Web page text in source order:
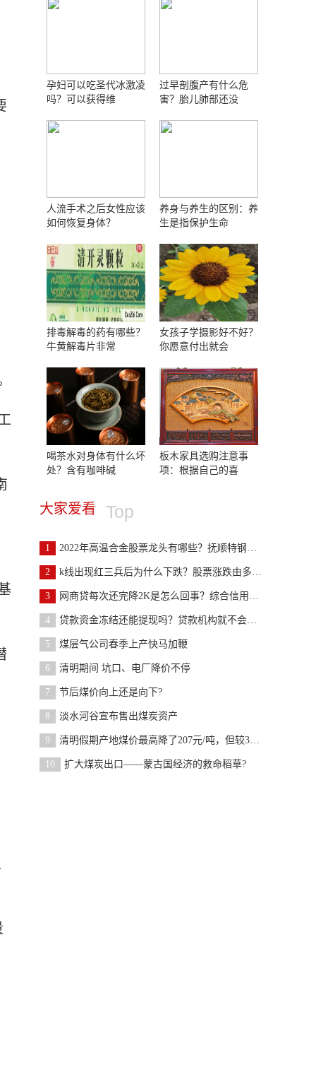
孕妇可以吃圣代冰激凌
吗？可以获得维
过早剖腹产有什么危
害？胎儿肺部还没
人流手术之后女性应该
如何恢复身体？
养身与养生的区别：养
生是指保护生命
排毒解毒的药有哪些？
牛黄解毒片非常
女孩子学摄影好不好？
你愿意付出就会
喝茶水对身体有什么坏
处？含有咖啡碱
板木家具选购注意事
项：根据自己的喜
大家爱看 Top
1 2022年高温合金股票龙头有哪些？抚顺特钢、钢研高纳
2 k线出现红三兵后为什么下跌？股票涨跌由多方面因素
3 网商贷每次还完降2K是怎么回事？综合信用评分有所下
4 贷款资金冻结还能提现吗？贷款机构就不会放款提不了
5 煤层气公司春季上产快马加鞭
6 清明期间 坑口、电厂降价不停
7 节后煤价向上还是向下?
8 淡水河谷宣布售出煤炭资产
9 清明假期产地煤价最高降了207元/吨，但较3月初仍高
10 扩大煤炭出口——蒙古国经济的救命稻草?